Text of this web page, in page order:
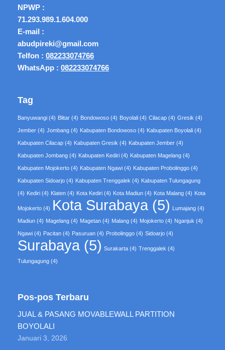
NPWP :
71.293.989.1.604.000
E-mail :
abudpireki@gmail.com
Telfon : 082233074766
WhatsApp : 082233074766
Tag
Banyuwangi (4) Blitar (4) Bondowoso (4) Boyolali (4) Cilacap (4) Gresik (4)
Jember (4) Jombang (4) Kabupaten Bondowoso (4) Kabupaten Boyolali (4)
Kabupaten Cilacap (4) Kabupaten Gresik (4) Kabupaten Jember (4)
Kabupaten Jombang (4) Kabupaten Kediri (4) Kabupaten Magelang (4)
Kabupaten Mojokerto (4) Kabupaten Ngawi (4) Kabupaten Probolinggo (4)
Kabupaten Sidoarjo (4) Kabupaten Trenggalek (4) Kabupaten Tulungagung
(4) Kediri (4) Klaten (4) Kota Kediri (4) Kota Madiun (4) Kota Malang (4) Kota
Mojokerto (4) Kota Surabaya (5) Lumajang (4)
Madiun (4) Magelang (4) Magetan (4) Malang (4) Mojokerto (4) Nganjuk (4)
Ngawi (4) Pacitan (4) Pasuruan (4) Probolinggo (4) Sidoarjo (4)
Surabaya (5) Surakarta (4) Trenggalek (4)
Tulungagung (4)
Pos-pos Terbaru
JUAL & PASANG MOVABLEWALL PARTITION
BOYOLALI
Januari 3, 2026